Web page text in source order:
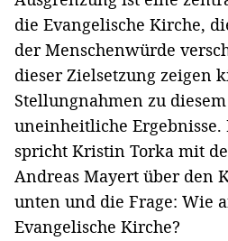
die Evangelische Kirche,
der Menschenwürde
dieser Zielsetzung zeigen
Stellungnahmen zu
uneinheitliche Ergebnisse.
spricht Kristin Torka mit
Andreas Mayert über den
unten und die Frage: Wie
Evangelische Kirche?